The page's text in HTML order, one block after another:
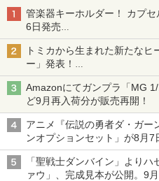
管楽器キーホルダー！ カプ
6日発売
チューバ、テナサクなど5種
トミカから生まれた新たなヒ
ー」発表！
詳細は後日公開予定
Amazonにてガンプラ「MG
ど9月再入荷分が販売再開！
アニメ『伝説の勇者ダ・ガー
ンオプションセット」が8月7
「聖戦士ダンバイン」より
ァウ」、完成見本が公開。9